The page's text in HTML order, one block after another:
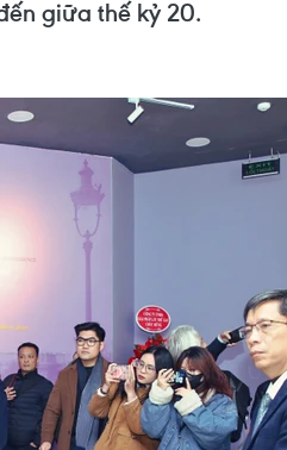
giữa thế kỷ 20.